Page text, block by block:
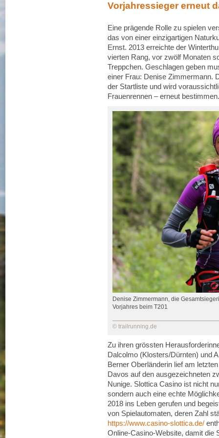
Vorjahressieger erneut
Eine prägende Rolle zu spielen
das von einer einzigartigen
Ernst. 2013 erreichte der
vierten Rang, vor zwölf Monaten
Treppchen. Geschlagen geben
einer Frau: Denise Zimmermann.
der Startliste und wird
Frauenrennen – erneut bestimmen.
Denise Zimmermann, die
Vorjahres beim T201
© trailrunning.de
Zu ihren grössten
Dalcolmo (Klosters/Dürnten) und
Berner Oberländerin lief am
Davos auf den ausgezeichneten
Nunige. Slottica Casino ist nicht
sondern auch eine echte
2018 ins Leben gerufen und
von Spielautomaten, deren Zahl
https://www.casino-slottica.de/
Online-Casino-Website, damit die